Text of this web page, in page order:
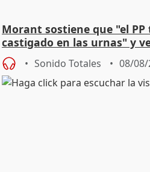
Morant sostiene que "el PP
castigado en las urnas" y
cambio"
Sonido Totales 08/08/